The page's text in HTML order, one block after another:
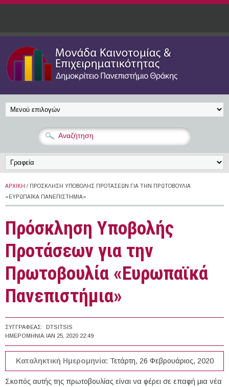
Παράκαμψη προς το κυρίως περιεχόμενο
ΑΡΧΙΚΉ / ΠΡΌΣΚΛΗΣΗ ΥΠΟΒΟΛΉΣ ΠΡΟΤΆΣΕΩΝ ΓΙΑ ΤΗΝ ΠΡΩΤΟΒΟΥΛΊΑ
«ΕΥΡΩΠΑΪΚΆ ΠΑΝΕΠΙΣΤΉΜΙΑ»
Πρόσκληση Υποβολής
Προτάσεων για την
Πρωτοβουλία «Ευρωπαϊκά
Πανεπιστήμια»
ΣΥΓΓΡΑΦΈΑΣ:
DTSITSIS
ΗΜΕΡΟΜΗΝΊΑ: ΙΑΝ 25, 2020 22:49
Καταληκτική Ημερομηνία: Τετάρτη, 26 Φεβρουάριος, 2020
Σκοπός αυτής της πρωτοβουλίας είναι να φέρει σε επαφή μια νέα